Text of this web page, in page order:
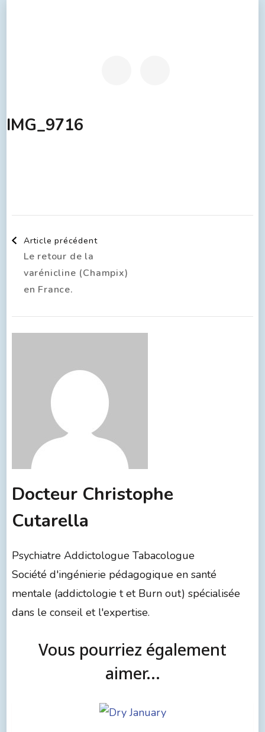
IMG_9716
Article précédent
Le retour de la
varénicline (Champix)
en France.
Docteur Christophe
Cutarella
Psychiatre Addictologue Tabacologue
Société d'ingénierie pédagogique en santé
mentale (addictologie t et Burn out) spécialisée
dans le conseil et l'expertise.
Vous pourriez également
aimer...